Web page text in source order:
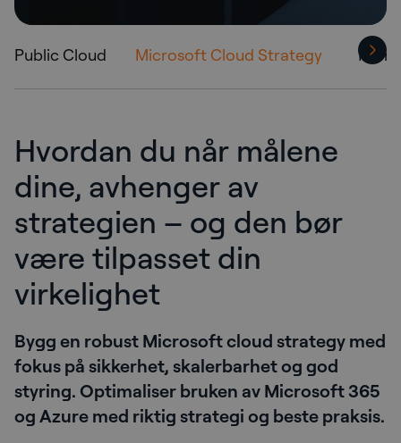
Public Cloud Microsoft Cloud Strategy
Hvordan du når målene
dine, avhenger av
strategien – og den bør
være tilpasset din
virkelighet
Bygg en robust Microsoft cloud strategy med
fokus på sikkerhet, skalerbarhet og god
styring. Optimaliser bruken av Microsoft 365
og Azure med riktig strategi og beste praksis.